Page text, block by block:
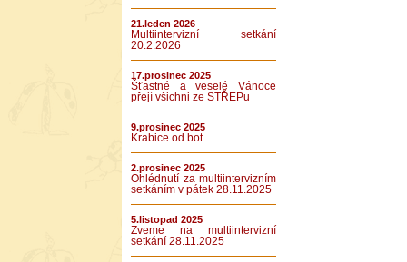
21.leden 2026
Multiintervizní setkání
20.2.2026
17.prosinec 2025
Šťastné a veselé Vánoce
přejí všichni ze STŘEPu
9.prosinec 2025
Krabice od bot
2.prosinec 2025
Ohlédnutí za multiintervizním
setkáním v pátek 28.11.2025
5.listopad 2025
Zveme na multiintervizní
setkání 28.11.2025